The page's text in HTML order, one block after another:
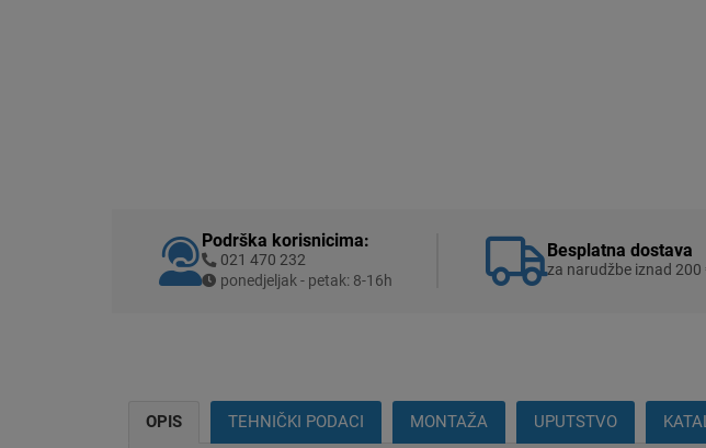
Podrška korisnicima:
021 470 232
ponedjeljak - petak: 8-16h
Besplatna dostava
za narudžbe iznad 200
OPIS TEHNIČKI PODACI MONTAŽA UPUTSTVO